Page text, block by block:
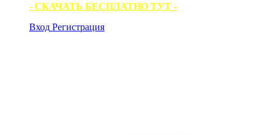
- СКАЧАТЬ БЕСПЛАТНО ТУТ -
Вход Регистрация